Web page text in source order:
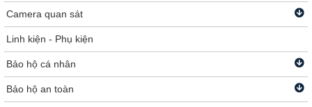
Camera quan sát
Linh kiện - Phụ kiện
Bảo hộ cá nhân
Bảo hộ an toàn